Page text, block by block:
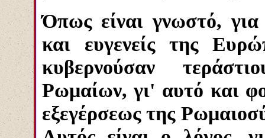
Όπως είναι γνωστό, για
και ευγενείς της
κυβερνούσαν
Ρωμαίων, γι' αυτό και
εξεγέρσεως της